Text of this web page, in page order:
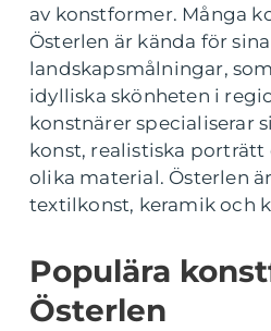
av konstformer. Många
Österlen är kända för sina
landskapsmålningar,
idylliska skönheten i
konstnärer specialiserar
konst, realistiska porträtt
olika material. Österlen
textilkonst, keramik och
Populära
Österlen